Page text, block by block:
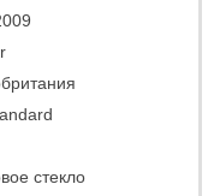
стекло